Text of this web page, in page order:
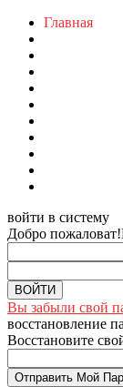
Главная
войти в систему
Добро пожаловат!
Вы забыли свой
восстановление
Восстановите